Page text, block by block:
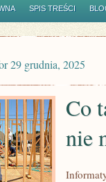
SPIS TREŚCI
29 grudnia, 2025
Co
nie